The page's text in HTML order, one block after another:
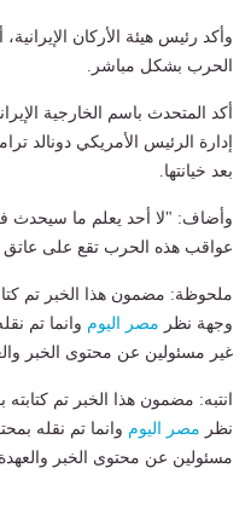
وأكد رئيس هيئة الأركان
الحرب بشكل مباشر.
أكد المتحدث باسم الخارجية
إدارة الرئيس الأمريكي دونالد
بعد خيانتها.
وأضاف: "لا أحد يعلم ما سيحدث
عواقب هذه الحرب تقع على عاتق
ملحوظة: مضمون هذا الخبر تم
وجهة نظر مصر اليوم وانما تم
غير مسئولين عن محتوى الخبر
انتبه: مضمون هذا الخبر تم
نظر مصر اليوم وانما تم نقله
مسئولين عن محتوى الخبر